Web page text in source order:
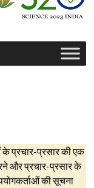
प्रचार-प्रसार की एक
और प्रचार-प्रसार के
की सूचना